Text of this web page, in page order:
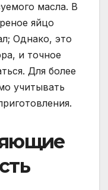
масла. В
яйцо
Однако, это
и точное
Для более
учитывать